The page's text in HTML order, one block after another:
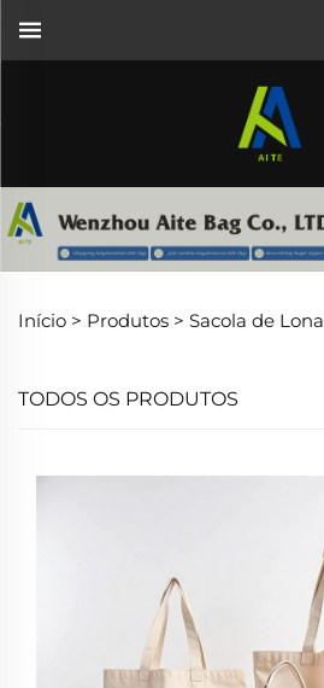
Início > Produtos > Sacola de Lona
TODOS OS PRODUTOS